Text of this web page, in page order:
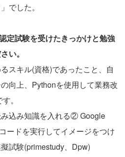
でした。
定試験を受けたきっかけと勉強
い。
スキル(資格)であったこと、自
向上、Pythonを使用して業務改
。
込み知識を入れる② Google
ードを実行してイメージをつけ
試験(primestudy、Dpw)